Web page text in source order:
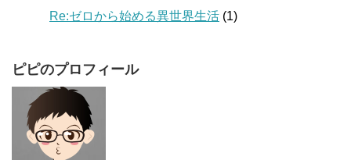
Re:ゼロから始める異世界生活 (1)
ピピのプロフィール